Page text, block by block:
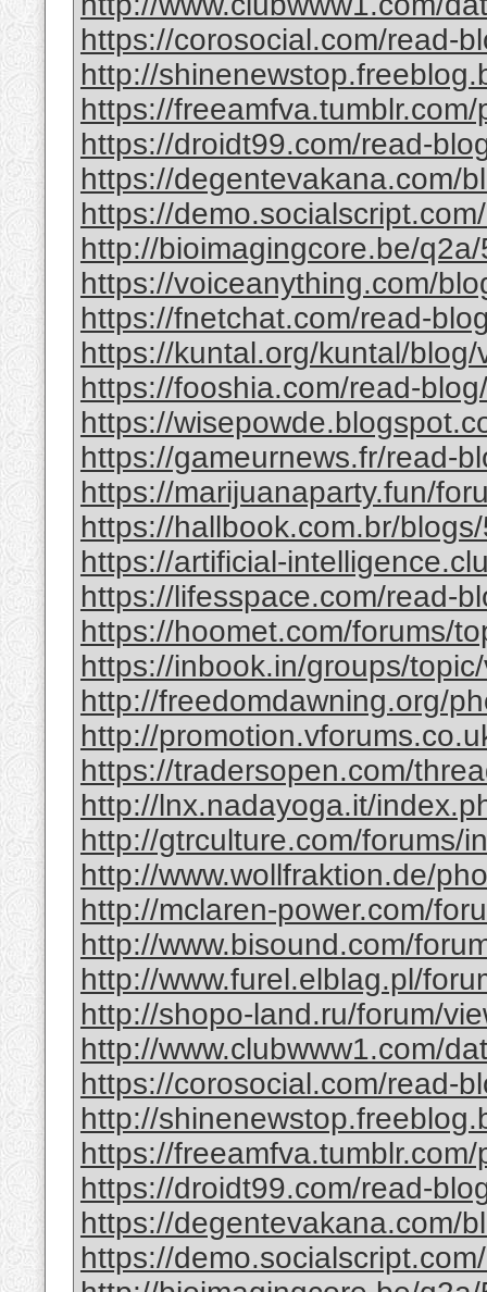
https://corosocial.com/read-
http://
https://
https://droidt99.com/read-
https://degentevakana.com/
https://
http://bioimagingcore.be/
https://voiceanything.com/
https://fnetchat.com/read-
https://kuntal.org/kuntal/
https://fooshia.com/read-
https://
https://gameurnews.fr/read-
https://marijuanaparty.fun/
https://hallbook.com.br/
https://artificial-
https://lifesspace.com/read-
https://hoomet.com/forums/
https://inbook.in/groups/
http://freedomdawning.org/
http://
https://tradersopen.com/
http://lnx.nadayoga.it/
http://gtrculture.com/forums/
http://www.wollfraktion.de/
http://mclaren-power.com/
http://www.bisound.com/
http://www.furel.elblag.pl/
http://shopo-land.ru/forum/
http://www.clubwww1.com/
https://corosocial.com/read-
http://
https://
https://droidt99.com/read-
https://degentevakana.com/
https://